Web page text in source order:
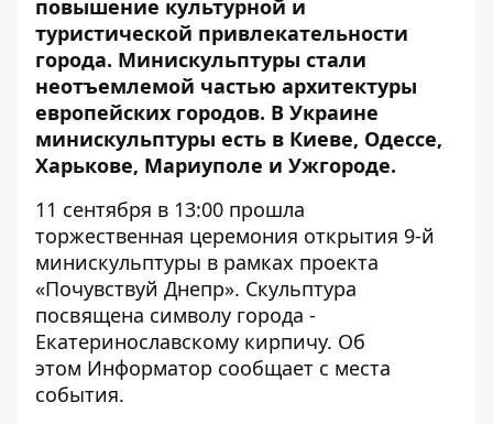
повышение культурной и
туристической привлекательности
города. Минискульптуры стали
неотъемлемой частью архитектуры
европейских городов. В Украине
минискульптуры есть в Киеве, Одессе,
Харькове, Мариуполе и Ужгороде.
11 сентября в 13:00 прошла
торжественная церемония открытия 9-й
минискульптуры в рамках проекта
«Почувствуй Днепр». Скульптура
посвящена символу города -
Екатеринославскому кирпичу. Об
этом Информатор сообщает с места
события.